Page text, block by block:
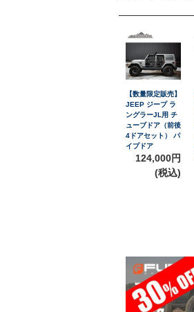
【数量限定販売】
JEEP ジープ ラ
ングラーJL用 チ
ューブドア（前後
4ドアセット） パ
イプドア
124,000円
(税込)